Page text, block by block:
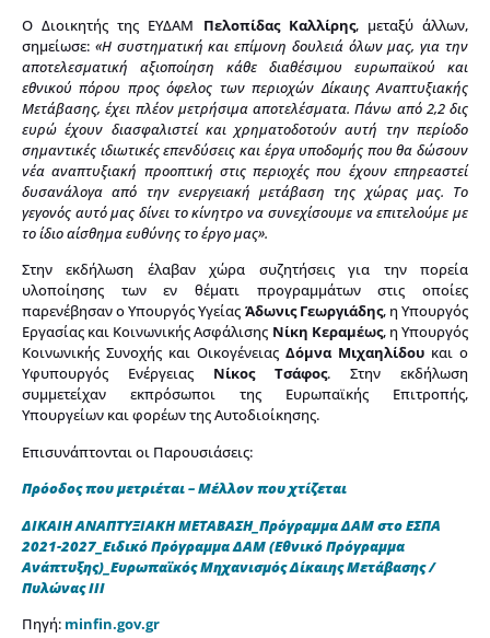
Ο Διοικητής της ΕΥΔΑΜ Πελοπίδας Καλλίρης, μεταξύ άλλων,
σημείωσε: «Η συστηματική και επίμονη δουλειά όλων μας, για την
αποτελεσματική αξιοποίηση κάθε διαθέσιμου ευρωπαϊκού και
εθνικού πόρου προς όφελος των περιοχών Δίκαιης Αναπτυξιακής
Μετάβασης, έχει πλέον μετρήσιμα αποτελέσματα. Πάνω από 2,2 δις
ευρώ έχουν διασφαλιστεί και χρηματοδοτούν αυτή την περίοδο
σημαντικές ιδιωτικές επενδύσεις και έργα υποδομής που θα δώσουν
νέα αναπτυξιακή προοπτική στις περιοχές που έχουν επηρεαστεί
δυσανάλογα από την ενεργειακή μετάβαση της χώρας μας. Το
γεγονός αυτό μας δίνει το κίνητρο να συνεχίσουμε να επιτελούμε με
το ίδιο αίσθημα ευθύνης το έργο μας».
Στην εκδήλωση έλαβαν χώρα συζητήσεις για την πορεία
υλοποίησης των εν θέματι προγραμμάτων στις οποίες
παρενέβησαν ο Υπουργός Υγείας Άδωνις Γεωργιάδης, η Υπουργός
Εργασίας και Κοινωνικής Ασφάλισης Νίκη Κεραμέως, η Υπουργός
Κοινωνικής Συνοχής και Οικογένειας Δόμνα Μιχαηλίδου και ο
Υφυπουργός Ενέργειας Νίκος Τσάφος. Στην εκδήλωση
συμμετείχαν εκπρόσωποι της Ευρωπαϊκής Επιτροπής,
Υπουργείων και φορέων της Αυτοδιοίκησης.
Επισυνάπτονται οι Παρουσιάσεις:
Πρόοδος που μετριέται – Μέλλον που χτίζεται
ΔΙΚΑΙΗ ΑΝΑΠΤΥΞΙΑΚΗ ΜΕΤΑΒΑΣΗ_Πρόγραμμα ΔΑΜ στο ΕΣΠΑ
2021-2027_Ειδικό Πρόγραμμα ΔΑΜ (Εθνικό Πρόγραμμα
Ανάπτυξης)_Ευρωπαϊκός Μηχανισμός Δίκαιης Μετάβασης /
Πυλώνας ΙΙΙ
Πηγή: minfin.gov.gr